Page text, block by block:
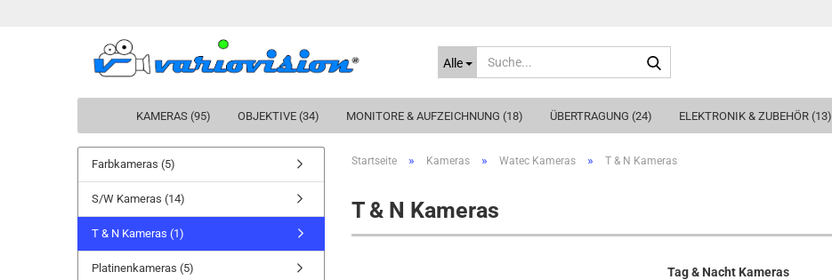
Alle
KAMERAS (95) OBJEKTIVE (34) MONITORE & AUFZEICHNUNG (18) ÜBERTRAGUNG (24) ELEKTRONIK & ZUBEHÖR (13)
Startseite » Kameras » Watec Kameras » T & N Kameras
T & N Kameras
Tag & Nacht Kameras
Farbkameras (5)
S/W Kameras (14)
T & N Kameras (1)
Platinenkameras (5)